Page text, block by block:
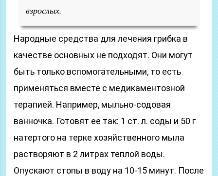
взрослых.
Народные средства для лечения грибка в
качестве основных не подходят. Они могут
быть только вспомогательными, то есть
применяться вместе с медикаментозной
терапией. Например, мыльно-содовая
ванночка. Готовят ее так: 1 ст. л. соды и 50 г
натертого на терке хозяйственного мыла
растворяют в 2 литрах теплой воды.
Опускают стопы в воду на 10-15 минут. После